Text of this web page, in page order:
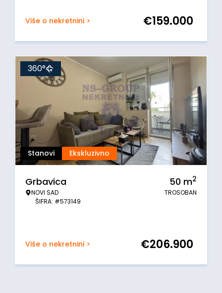
Više o nekretnini > €159.000
Stanovi Ekskluzivno
360°
Grbavica
NOVI SAD
ŠIFRA: #573149
50 m2
TROSOBAN
Više o nekretnini > €206.900